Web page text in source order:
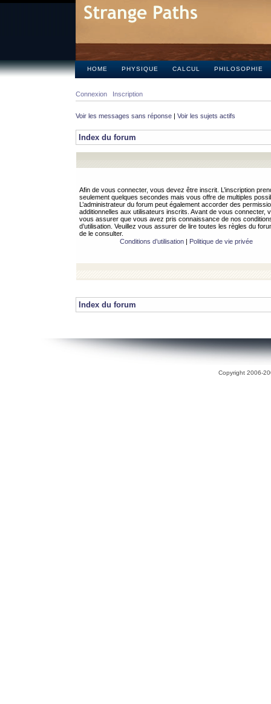
HOME PHYSIQUE CALCUL PHILOSOPHIE
Connexion Inscription
Voir les messages sans réponse | Voir les sujets actifs
Index du forum
Afin de vous connecter, vous devez être inscrit. L’inscription
seulement quelques secondes mais vous offre de multiples
L’administrateur du forum peut également accorder des
additionnelles aux utilisateurs inscrits. Avant de vous connecter,
vous assurer que vous avez pris connaissance de nos
d’utilisation. Veuillez vous assurer de lire toutes les règles du
de le consulter.
Conditions d’utilisation| Politique de vie privée
Index du forum
Copyright 2006-